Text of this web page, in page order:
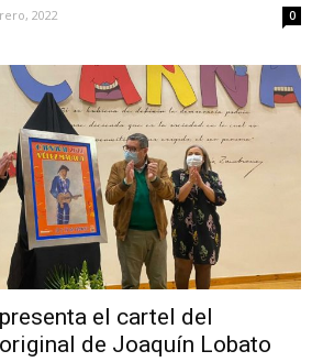
2022 0
el cartel del
de Joaquín Lobato